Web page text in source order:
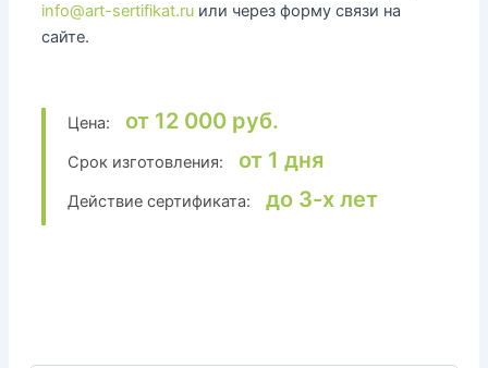
info@art-sertifikat.ruили через форму связи на
сайте.
Цена: от 12 000 руб.
Срок изготовления: от 1 дня
Действие сертификата: до 3-х лет